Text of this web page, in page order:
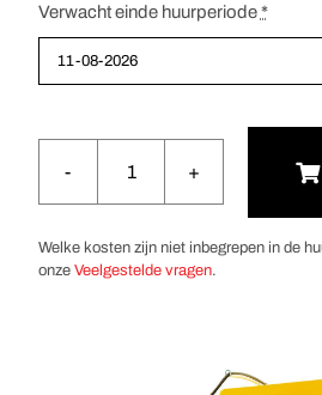
Verwacht einde huurperiode*
Ventilator
8.500
m³/uur
aantal
Welke kosten zijn niet inbegrepen in de
onze Veelgestelde vragen.